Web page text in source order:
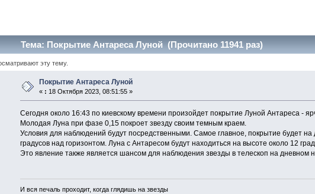
Тема: Покрытие Антареса Луной (Прочитано 11941 раз)
эту тему.
Покрытие Антареса Луной
« : 18 Октября 2023, 08:51:55 »
Сегодня около 16:43 по киевскому времени произойдет покрытие Луной Антареса -
Молодая Луна при фазе 0,15 покроет звезду своим темным краем.
Условия для наблюдений будут посредственными. Самое главное, покрытие будет
градусов над горизонтом. Луна с Антаресом будут находиться на высоте около 12
Это явление также является шансом для наблюдения звезды в телескоп на дневном
И вся печаль проходит, когда глядишь на звезды